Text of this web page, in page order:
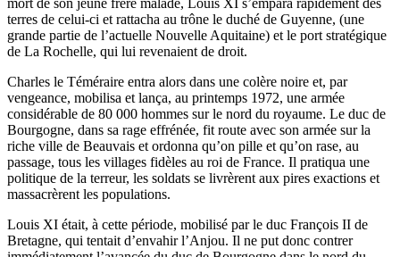
mort de son jeune frère malade, Louis XI s’empara rapidement des
terres de celui-ci et rattacha au trône le duché de Guyenne, (une
grande partie de l’actuelle Nouvelle Aquitaine) et le port stratégique
de La Rochelle, qui lui revenaient de droit.
Charles le Téméraire entra alors dans une colère noire et, par
vengeance, mobilisa et lança, au printemps 1972, une armée
considérable de 80 000 hommes sur le nord du royaume. Le duc de
Bourgogne, dans sa rage effrénée, fit route avec son armée sur la
riche ville de Beauvais et ordonna qu’on pille et qu’on rase, au
passage, tous les villages fidèles au roi de France. Il pratiqua une
politique de la terreur, les soldats se livrèrent aux pires exactions et
massacrèrent les populations.
Louis XI était, à cette période, mobilisé par le duc François II de
Bretagne, qui tentait d’envahir l’Anjou. Il ne put donc contrer